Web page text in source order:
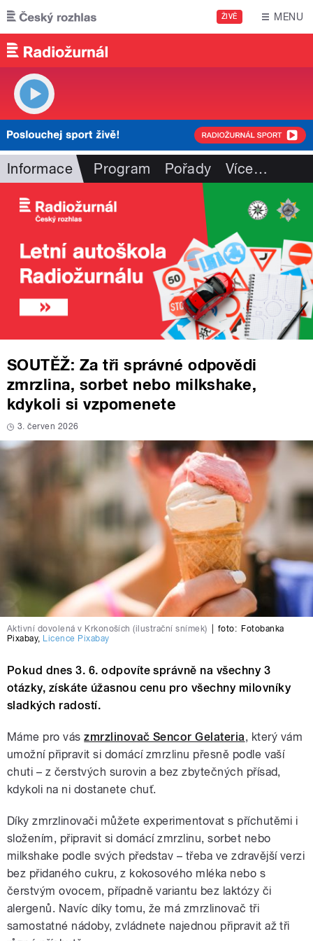
Přejít k hlavnímu obsahu
ŽIVĚ MENU
Informace Program Pořady Více…
SOUTĚŽ: Za tři správné odpovědi
zmrzlina, sorbet nebo milkshake,
kdykoli si vzpomenete
3. červen 2026
Aktivní dovolená v Krkonoších (ilustrační snímek) foto: Fotobanka
Pixabay, Licence Pixabay
Pokud dnes 3. 6. odpovíte správně na všechny 3
otázky, získáte úžasnou cenu pro všechny milovníky
sladkých radostí.
Máme pro vászmrzlinovač Sencor Gelateria, který vám
umožní připravit si domácí zmrzlinu přesně podle vaší
chuti – z čerstvých surovin a bez zbytečných přísad,
kdykoli na ni dostanete chuť.
Díky zmrzlinovači můžete experimentovat s příchutěmi i
složením, připravit si domácí zmrzlinu, sorbet nebo
milkshake podle svých představ – třeba ve zdravější verzi
bez přidaného cukru, z kokosového mléka nebo s
čerstvým ovocem, případně variantu bez laktózy či
alergenů. Navíc díky tomu, že má zmrzlinovač tři
samostatné nádoby, zvládnete najednou připravit až tři